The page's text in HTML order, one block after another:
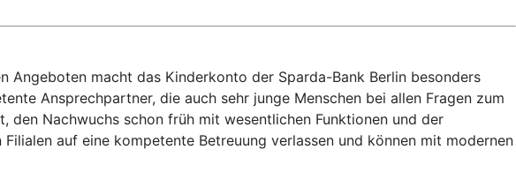
macht das Kinderkonto der Sparda-Bank Berlin besonders
Ansprechpartner, die auch sehr junge Menschen bei allen Fragen zum
Nachwuchs schon früh mit wesentlichen Funktionen und der
auf eine kompetente Betreuung verlassen und können mit modernen